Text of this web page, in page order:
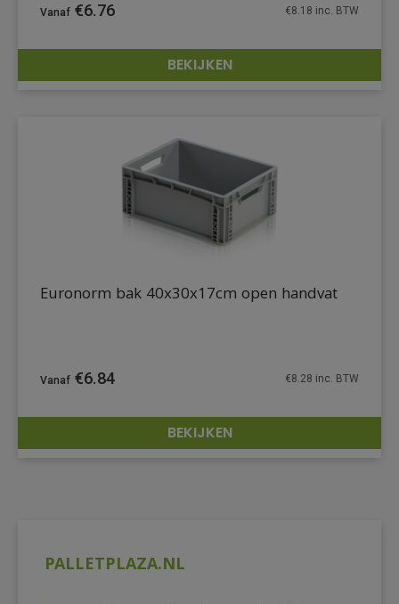
PALLETPLAZA.NL
DETAILS
€6.76 €8.18 inc. BTW
BEKIJKEN
DETAILS
Euronorm bak 40x30x17cm open handvat
€6.84 €8.28 inc. BTW
BEKIJKEN